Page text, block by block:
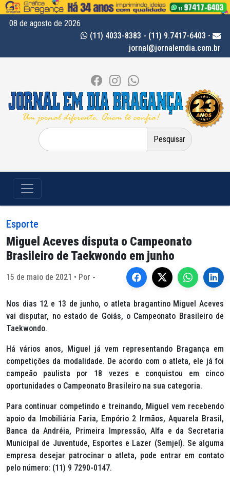
08 de agosto de 2026
(11) 4033-8383 - (11) 9.7417-6403 -
jornal@jornalemdia.com.br
Pesquisar
por:
Esporte
Miguel Aceves disputa o Campeonato
Brasileiro de Taekwondo em junho
15 de maio de 2021 • Por -
Nos dias 12 e 13 de junho, o atleta bragantino Miguel Aceves
vai disputar, no estado de Goiás, o Campeonato Brasileiro de
Taekwondo.
Há vários anos, Miguel já vem representando Bragança em
competições da modalidade. De acordo com o atleta, ele já foi
campeão paulista por 18 vezes e conquistou em cinco
oportunidades o Campeonato Brasileiro na sua categoria.
Para continuar competindo e treinando, Miguel vem recebendo
apoio da Imobiliária Faria, Empório 2 Irmãos, Aquarela Brasil,
Banca da Andréia, Primeira Impressão, Alfa e da Secretaria
Municipal de Juventude, Esportes e Lazer (Semjel). Se alguma
empresa desejar patrocinar o atleta, pode entrar em contato
pelo número: (11) 9 7290-0147.